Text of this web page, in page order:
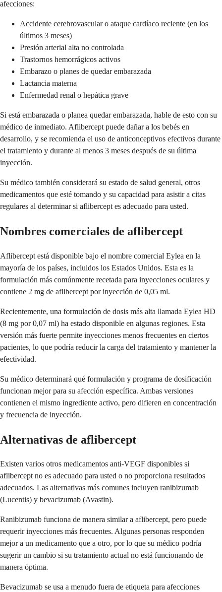
afecciones:
Accidente cerebrovascular o ataque cardíaco reciente (en los
últimos 3 meses)
Presión arterial alta no controlada
Trastornos hemorrágicos activos
Embarazo o planes de quedar embarazada
Lactancia materna
Enfermedad renal o hepática grave
Si está embarazada o planea quedar embarazada, hable de esto con su
médico de inmediato. Aflibercept puede dañar a los bebés en
desarrollo, y se recomienda el uso de anticonceptivos efectivos durante
el tratamiento y durante al menos 3 meses después de su última
inyección.
Su médico también considerará su estado de salud general, otros
medicamentos que esté tomando y su capacidad para asistir a citas
regulares al determinar si aflibercept es adecuado para usted.
Nombres comerciales de aflibercept
Aflibercept está disponible bajo el nombre comercial Eylea en la
mayoría de los países, incluidos los Estados Unidos. Esta es la
formulación más comúnmente recetada para inyecciones oculares y
contiene 2 mg de aflibercept por inyección de 0,05 ml.
Recientemente, una formulación de dosis más alta llamada Eylea HD
(8 mg por 0,07 ml) ha estado disponible en algunas regiones. Esta
versión más fuerte permite inyecciones menos frecuentes en ciertos
pacientes, lo que podría reducir la carga del tratamiento y mantener la
efectividad.
Su médico determinará qué formulación y programa de dosificación
funcionan mejor para su afección específica. Ambas versiones
contienen el mismo ingrediente activo, pero difieren en concentración
y frecuencia de inyección.
Alternativas de aflibercept
Existen varios otros medicamentos anti-VEGF disponibles si
aflibercept no es adecuado para usted o no proporciona resultados
adecuados. Las alternativas más comunes incluyen ranibizumab
(Lucentis) y bevacizumab (Avastin).
Ranibizumab funciona de manera similar a aflibercept, pero puede
requerir inyecciones más frecuentes. Algunas personas responden
mejor a un medicamento que a otro, por lo que su médico podría
sugerir un cambio si su tratamiento actual no está funcionando de
manera óptima.
Bevacizumab se usa a menudo fuera de etiqueta para afecciones